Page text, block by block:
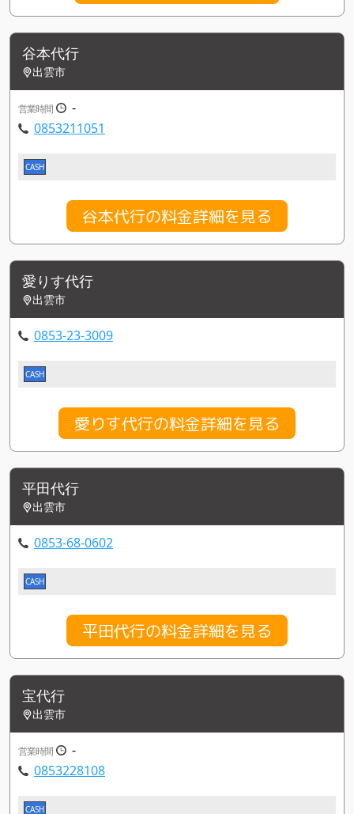
谷本代行
出雲市
営業時間
-
0853211051
CASH
谷本代行の料金詳細を見る
愛りす代行
出雲市
0853-23-3009
CASH
愛りす代行の料金詳細を見る
平田代行
出雲市
0853-68-0602
CASH
平田代行の料金詳細を見る
宝代行
出雲市
営業時間
-
0853228108
CASH